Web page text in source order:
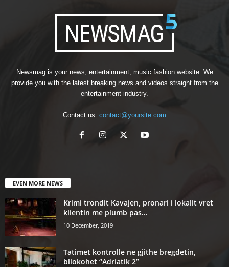
Newsmag is your news, entertainment, music fashion website. We
provide you with the latest breaking news and videos straight from the
entertainment industry.
Contact us: contact@yoursite.com
EVEN MORE NEWS
Krimi trondit Kavajen, pronari i lokalit vret
klientin me plumb pas...
10 December, 2019
Tatimet kontrolle ne gjithe bregdetin,
bllokohet “Adriatik 2”